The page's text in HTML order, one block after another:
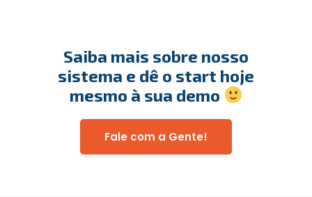
Saiba mais sobre nosso
sistema e dê o start hoje
mesmo à sua demo
Fale com a Gente!